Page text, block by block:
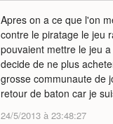
Apres on a ce que l'on
contre le piratage le jeu
pouvaient mettre le jeu
decide de ne plus
grosse communaute de
retour de baton car je
24/5/2013 à 23:48:27